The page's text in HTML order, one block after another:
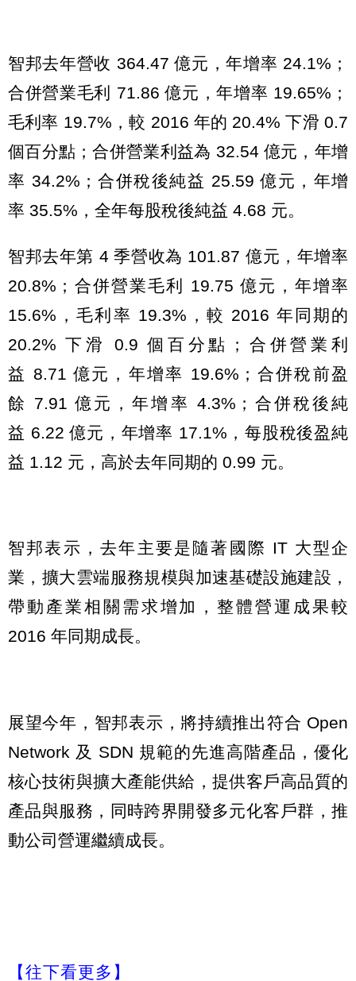
智邦去年營收 364.47 億元，年增率 24.1%；
合併營業毛利 71.86 億元，年增率 19.65%；
毛利率 19.7%，較 2016 年的 20.4% 下滑 0.7
個百分點；合併營業利益為 32.54 億元，年增
率 34.2%；合併稅後純益 25.59 億元，年增
率 35.5%，全年每股稅後純益 4.68 元。
智邦去年第 4 季營收為 101.87 億元，年增率
20.8%；合併營業毛利 19.75 億元，年增率
15.6%，毛利率 19.3%，較 2016 年同期的
20.2% 下滑 0.9 個百分點；合併營業利
益 8.71 億元，年增率 19.6%；合併稅前盈
餘 7.91 億元，年增率 4.3%；合併稅後純
益 6.22 億元，年增率 17.1%，每股稅後盈純
益 1.12 元，高於去年同期的 0.99 元。
智邦表示，去年主要是隨著國際 IT 大型企
業，擴大雲端服務規模與加速基礎設施建設，
帶動產業相關需求增加，整體營運成果較
2016 年同期成長。
展望今年，智邦表示，將持續推出符合 Open
Network 及 SDN 規範的先進高階產品，優化
核心技術與擴大產能供給，提供客戶高品質的
產品與服務，同時跨界開發多元化客戶群，推
動公司營運繼續成長。
【往下看更多】